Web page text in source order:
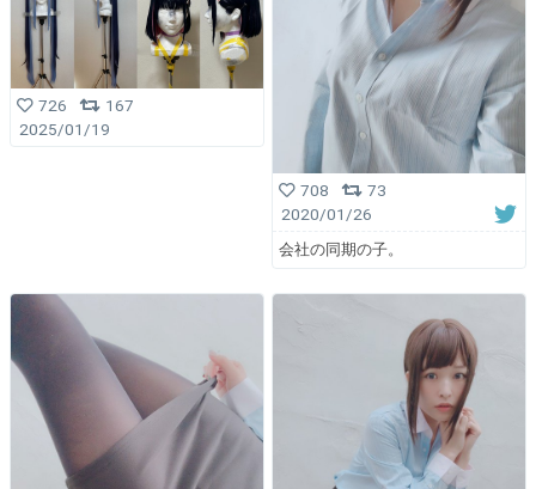
726
167
2025/01/19
708
73
2020/01/26
会社の同期の子。